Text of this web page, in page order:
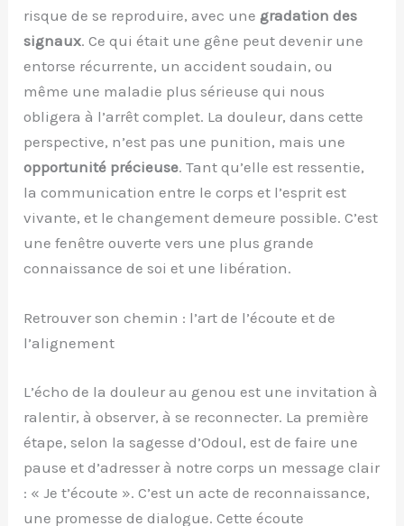
risque de se reproduire, avec une gradation des
signaux. Ce qui était une gêne peut devenir une
entorse récurrente, un accident soudain, ou
même une maladie plus sérieuse qui nous
obligera à l’arrêt complet. La douleur, dans cette
perspective, n’est pas une punition, mais une
opportunité précieuse. Tant qu’elle est ressentie,
la communication entre le corps et l’esprit est
vivante, et le changement demeure possible. C’est
une fenêtre ouverte vers une plus grande
connaissance de soi et une libération.
Retrouver son chemin : l’art de l’écoute et de
l’alignement
L’écho de la douleur au genou est une invitation à
ralentir, à observer, à se reconnecter. La première
étape, selon la sagesse d’Odoul, est de faire une
pause et d’adresser à notre corps un message clair
: « Je t’écoute ». C’est un acte de reconnaissance,
une promesse de dialogue. Cette écoute